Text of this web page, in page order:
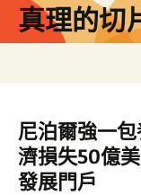
真理的切
尼泊爾強一
濟損失50億
發展門戶